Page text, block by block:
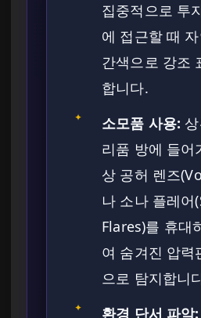
집중적으로 투
에 접근할 때
간색으로 강조
합니다.
✦ 소모품 사용:
리품 방에 들어
상 공허 렌즈
나 소나 플레어
Flares)를 휴대
여 숨겨진 압력
으로 탐지합니
✦ 환경 단서 파악: